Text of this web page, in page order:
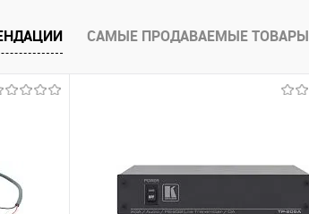
САМЫЕ ПРОДАВАЕМЫЕ ТОВАРЫ